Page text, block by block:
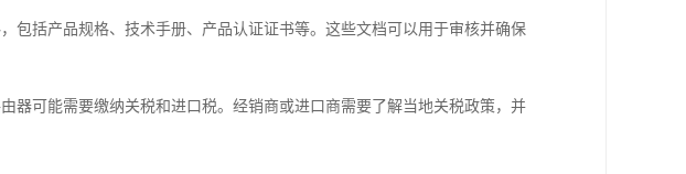
包括产品规格、技术手册、产品认证证书等。这些文档可以用于审核并确保
器可能需要缴纳关税和进口税。经销商或进口商需要了解当地关税政策，并